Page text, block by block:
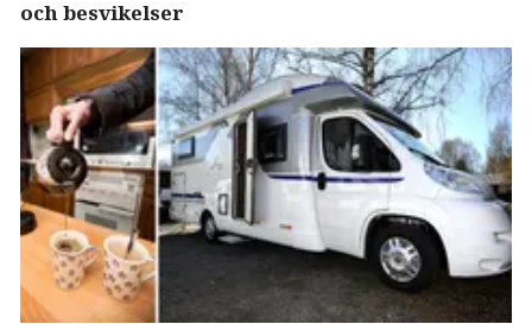
och besvikelser